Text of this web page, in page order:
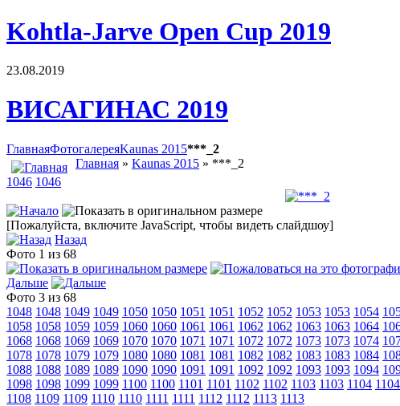
Kohtla-Jarve Open Cup 2019
23.08.2019
ВИСАГИНАС 2019
ГлавнаяФотогалереяKaunas 2015***_2
Главная » Kaunas 2015 » ***_2
1046 1046
[Пожалуйста, включите JavaScript, чтобы видеть слайдшоу]
Назад
Фото 1 из 68
Дальше
Фото 3 из 68
1048 1048 1049 1049 1050 1050 1051 1051 1052 1052 1053 1053 1054
1058 1058 1059 1059 1060 1060 1061 1061 1062 1062 1063 1063 1064
1068 1068 1069 1069 1070 1070 1071 1071 1072 1072 1073 1073 1074
1078 1078 1079 1079 1080 1080 1081 1081 1082 1082 1083 1083 1084
1088 1088 1089 1089 1090 1090 1091 1091 1092 1092 1093 1093 1094
1098 1098 1099 1099 1100 1100 1101 1101 1102 1102 1103 1103 1104 1104
1108 1109 1109 1110 1110 1111 1111 1112 1112 1113 1113